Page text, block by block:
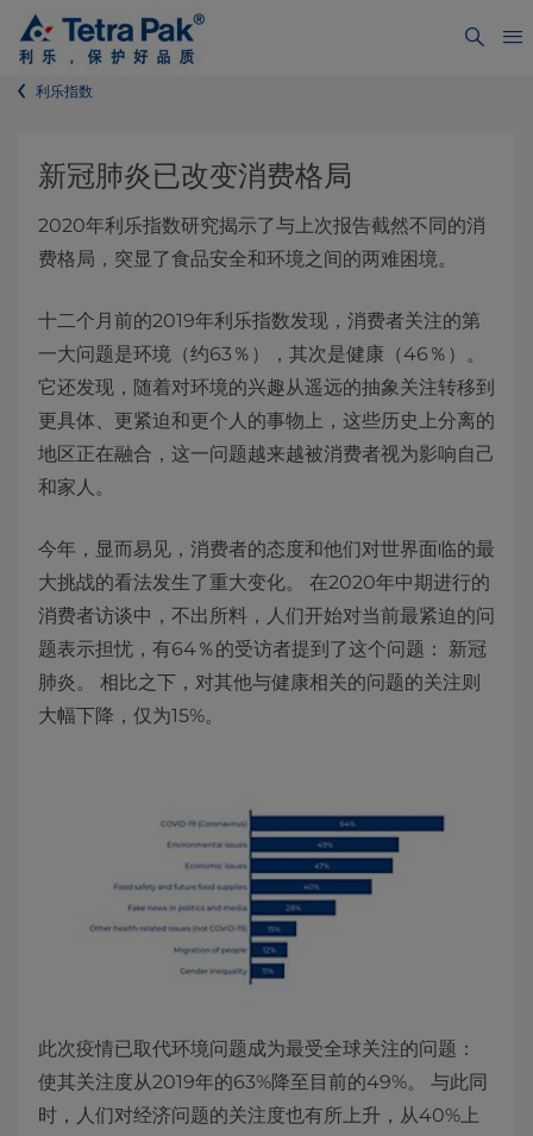
利乐指数
新冠肺炎已改变消费格局
2020年利乐指数研究揭示了与上次报告截然不同的消
费格局，突显了食品安全和环境之间的两难困境。
十二个月前的2019年利乐指数发现，消费者关注的第
一大问题是环境（约63％），其次是健康（46％）。
它还发现，随着对环境的兴趣从遥远的抽象关注转移到
更具体、更紧迫和更个人的事物上，这些历史上分离的
地区正在融合，这一问题越来越被消费者视为影响自己
和家人。
今年，显而易见，消费者的态度和他们对世界面临的最
大挑战的看法发生了重大变化。 在2020年中期进行的
消费者访谈中，不出所料，人们开始对当前最紧迫的问
题表示担忧，有64％的受访者提到了这个问题： 新冠
肺炎。 相比之下，对其他与健康相关的问题的关注则
大幅下降，仅为15%。
此次疫情已取代环境问题成为最受全球关注的问题：
使其关注度从2019年的63%降至目前的49%。 与此同
时，人们对经济问题的关注度也有所上升，从40%上